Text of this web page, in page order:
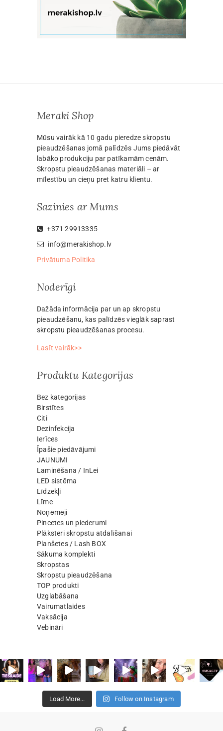
Meraki Shop
Mūsu vairāk kā 10 gadu pieredze skropstu
pieaudzēšanas jomā palīdzēs Jums piedāvāt
labāko produkciju par patīkamām cenām.
Skropstu pieaudzēšanas materiāli – ar
mīlestību un cieņu pret katru klientu.
Sazinies ar Mums
+371 29913335
info@merakishop.lv
Privātuma Politika
Noderīgi
Dažāda informācija par un ap skropstu
pieaudzēšanu, kas palīdzēs vieglāk saprast
skropstu pieaudzēšanas procesu.
Lasīt vairāk>>
Produktu Kategorijas
Bez kategorijas
Birstītes
Citi
Dezinfekcija
Ierīces
Īpašie piedāvājumi
JAUNUMI
Laminēšana / InLei
LED sistēma
Līdzekļi
Līme
Noņēmēji
Pincetes un piederumi
Plāksteri skropstu atdalīšanai
Planšetes / Lash BOX
Sākuma komplekti
Skropstas
Skropstu pieaudzēšana
TOP produkti
Uzglabāšana
Vairumatlaides
Vaksācija
Vebināri
Load More... Follow on Instagram